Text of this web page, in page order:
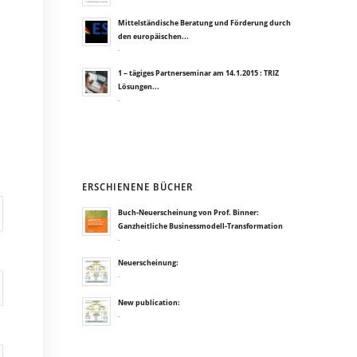
Mittelständische Beratung und Förderung durch
den europäischen...
-
1 – tägiges Partnerseminar am 14.1.2015 : TRIZ
Lösungen...
-
ERSCHIENENE BÜCHER
Buch-Neuerscheinung von Prof. Binner:
Ganzheitliche Businessmodell-Transformation
-
Neuerscheinung:
-
New publication:
-